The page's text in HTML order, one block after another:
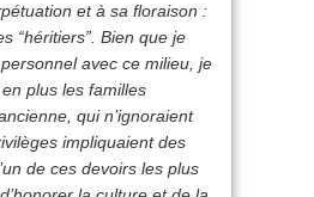
et à sa floraison :
“héritiers”. Bien que je
avec ce milieu, je
plus les familles
qui n’ignoraient
impliquaient des
de ces devoirs les plus